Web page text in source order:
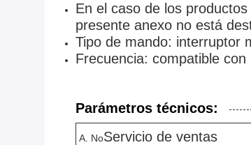
En el caso de los
presente anexo no está
Tipo de mando: interruptor
Frecuencia: compatible
Parámetros técnicos:
A. NoServicio de ventas